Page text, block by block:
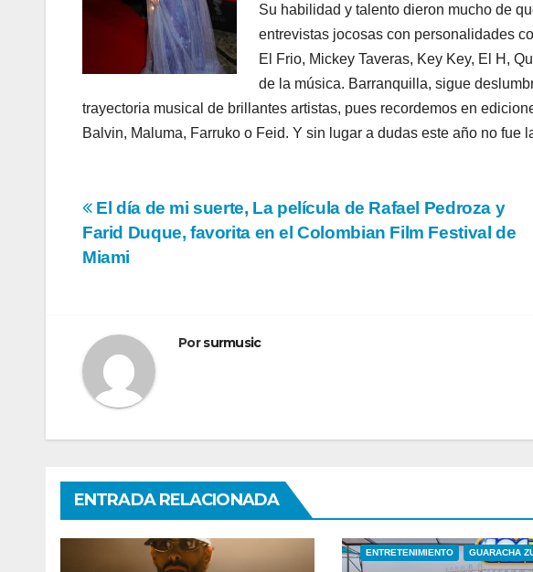
Su habilidad y talento dieron mucho de
entrevistas jocosas con personalidades
El Frio, Mickey Taveras, Key Key, El H,
de la música. Barranquilla, sigue
trayectoria musical de brillantes artistas, pues recordemos en
Balvin, Maluma, Farruko o Feid. Y sin lugar a dudas este año no fue
Navegación
de
El día de mi suerte, La película de Rafael Pedroza y
Farid Duque, favorita en el Colombian Film Festival de
Miami
Porsurmusic
ENTRADA RELACIONADA
ENTRETENIMIENTO GUARACHA